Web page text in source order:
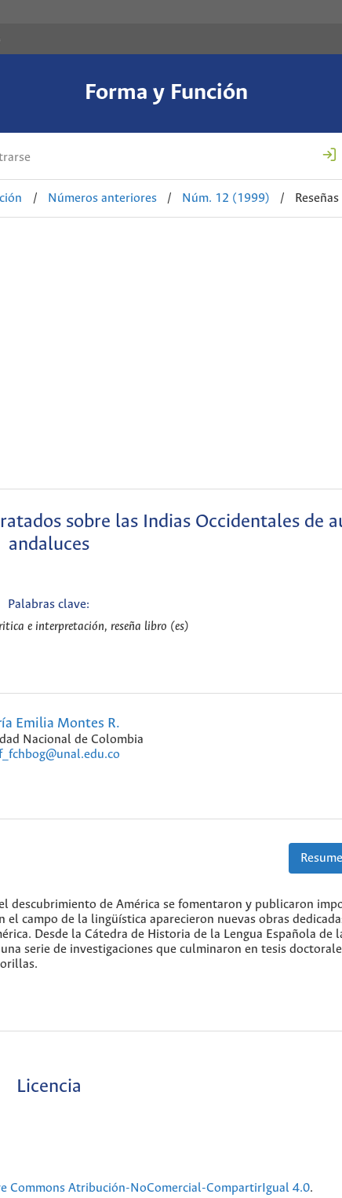
Forma y Función
/ Números anteriores / Núm. 12 (1999) / Reseñas
sobre las Indias Occidentales de
andaluces
Palabras clave:
e interpretación, reseña libro (es)
Emilia Montes R.
Nacional de Colombia
descubrimiento de América se fomentaron y publicaron
el campo de la lingüística aparecieron nuevas obras
Desde la Cátedra de Historia de la Lengua Española de
serie de investigaciones que culminaron en tesis
Licencia
Commons Atribución-NoComercial-CompartirIgual 4.0.